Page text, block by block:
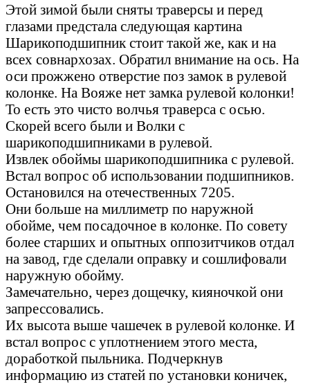
Этой зимой были сняты траверсы и перед
глазами предстала следующая картина
Шарикоподшипник стоит такой же, как и на
всех совнархозах. Обратил внимание на ось. На
оси прожжено отверстие поз замок в рулевой
колонке. На Вояже нет замка рулевой колонки!
То есть это чисто волчья траверса с осью.
Скорей всего были и Волки с
шарикоподшипниками в рулевой.
Извлек обоймы шарикоподшипника с рулевой.
Встал вопрос об использовании подшипников.
Остановился на отечественных 7205.
Они больше на миллиметр по наружной
обойме, чем посадочное в колонке. По совету
более старших и опытных оппозитчиков отдал
на завод, где сделали оправку и сошлифовали
наружную обойму.
Замечательно, через дощечку, кияночкой они
запрессовались.
Их высота выше чашечек в рулевой колонке. И
встал вопрос с уплотнением этого места,
доработкой пыльника. Подчеркнув
информацию из статей по установки коничек,